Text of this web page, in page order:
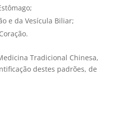
e da Vesícula Biliar;
Tradicional Chinesa,
destes padrões, de